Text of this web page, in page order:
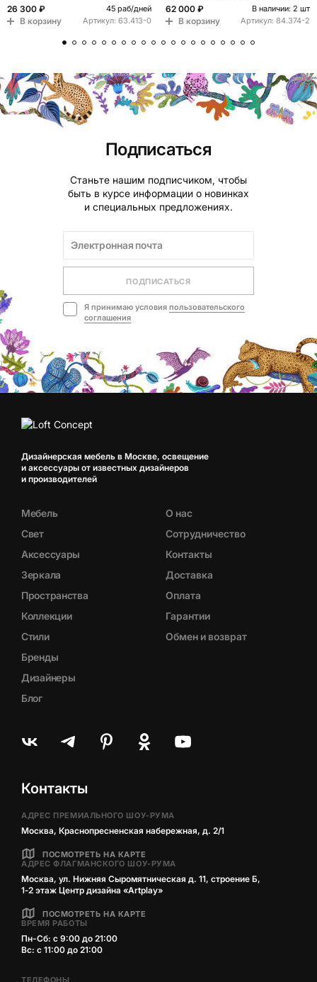
26 300 ₽ 45 раб/дней
В корзину Артикул: 63.413-0
book, English version
62 000 ₽ В наличии: 2 шт
В корзину Артикул: 84.374-2
Подписаться
Станьте нашим подписчиком, чтобы
быть в курсе информации о новинках
и специальных предложениях.
ПОДПИСАТЬСЯ
Я принимаю условия пользовательского
соглашения
Дизайнерская мебель в Москве, освещение
и аксессуары от известных дизайнеров
и производителей
Мебель
Свет
Аксессуары
Зеркала
Пространства
Коллекции
Стили
Бренды
Дизайнеры
Блог
О нас
Сотрудничество
Контакты
Доставка
Оплата
Гарантии
Обмен и возврат
Контакты
АДРЕС ПРЕМИАЛЬНОГО ШОУ-РУМА
Москва, Краснопресненская набережная, д. 2/1
ПОСМОТРЕТЬ НА КАРТЕ
АДРЕС ФЛАГМАНСКОГО ШОУ-РУМА
Москва, ул. Нижняя Сыромятническая д. 11, строение Б,
1‑2 этаж Центр дизайна «Artplay»
ПОСМОТРЕТЬ НА КАРТЕ
ВРЕМЯ РАБОТЫ
Пн-Сб: с 9:00 до 21:00
Вс: с 11:00 до 21:00
ТЕЛЕФОНЫ